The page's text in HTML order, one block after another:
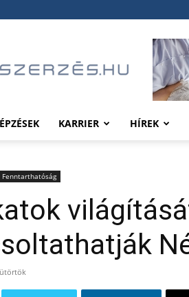
KARRIER HÍREK
Fenntarthatóság